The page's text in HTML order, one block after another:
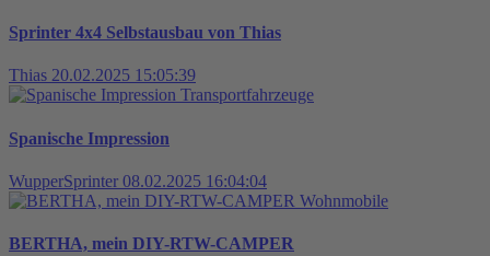
Sprinter 4x4 Selbstausbau von Thias
Thias 20.02.2025 15:05:39
Transportfahrzeuge
Spanische Impression
WupperSprinter 08.02.2025 16:04:04
Wohnmobile
BERTHA, mein DIY-RTW-CAMPER